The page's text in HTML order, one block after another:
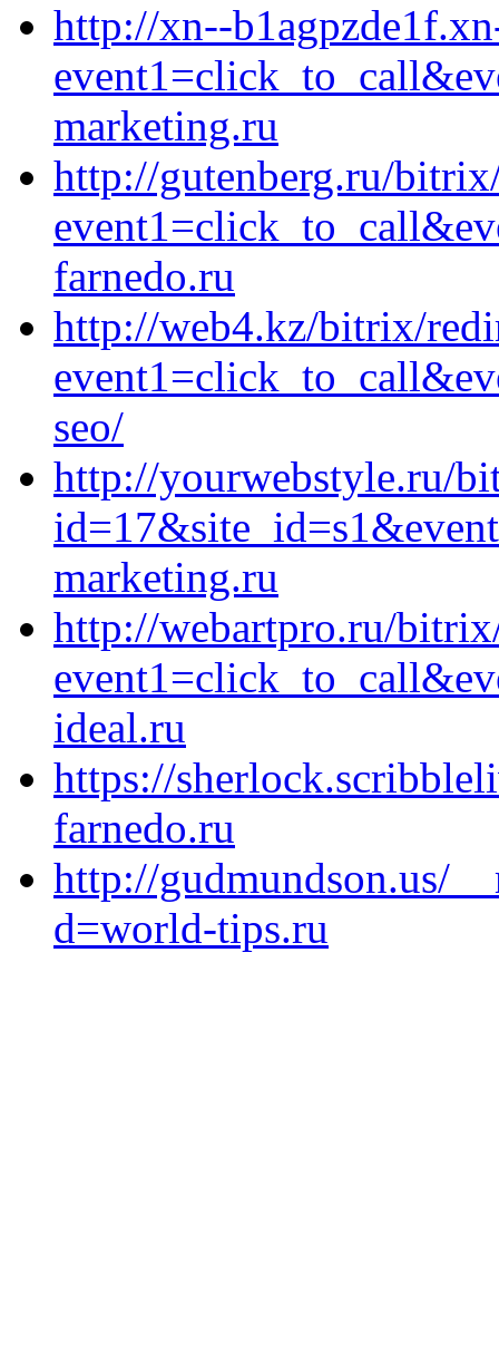
http://xn--
marketing.ru
http://gutenberg.ru/
farnedo.ru
http://web4.kz/bitrix/
seo/
http://yourwebstyle.ru/
marketing.ru
http://webartpro.ru/
ideal.ru
https://
farnedo.ru
http://gudmundson.us/
d=world-tips.ru